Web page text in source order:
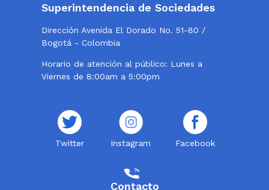
Superintendencia de Sociedades
Dirección Avenida El Dorado No. 51-80 /
Bogotá - Colombia
Horario de atención al público: Lunes a
Viernes de 8:00am a 5:00pm
Twitter Instagram Facebook
Contacto